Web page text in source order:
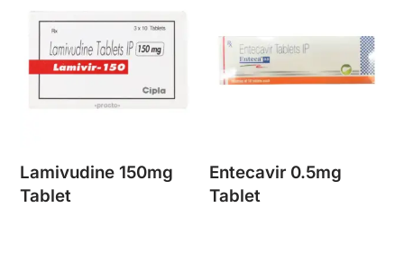
Lamivudine 150mg
Tablet
Entecavir 0.5mg
Tablet